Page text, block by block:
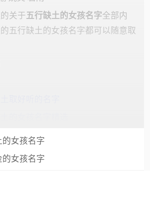
关于五行缺土的女孩名字全部内
五行缺土的女孩名字都可以随意取
的女孩名字
的女孩名字